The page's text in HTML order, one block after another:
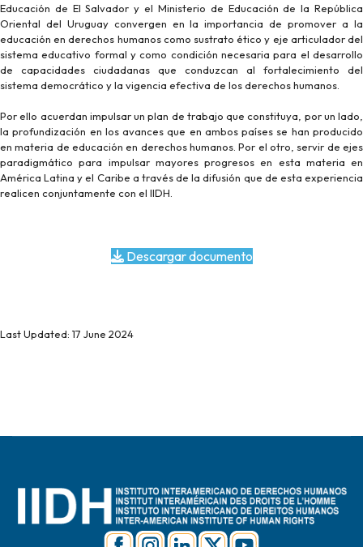
Educación de El Salvador y el Ministerio de Educación de la República
Oriental del Uruguay convergen en la importancia de promover a la
educación en derechos humanos como sustrato ético y eje articulador del
sistema educativo formal y como condición necesaria para el desarrollo
de capacidades ciudadanas que conduzcan al fortalecimiento del
sistema democrático y la vigencia efectiva de los derechos humanos.
Por ello acuerdan impulsar un plan de trabajo que constituya, por un lado,
la profundización en los avances que en ambos países se han producido
en materia de educación en derechos humanos. Por el otro, servir de ejes
paradigmático para impulsar mayores progresos en esta materia en
América Latina y el Caribe a través de la difusión que de esta experiencia
realicen conjuntamente con el IIDH.
Descargar documento
Last Updated: 17 June 2024